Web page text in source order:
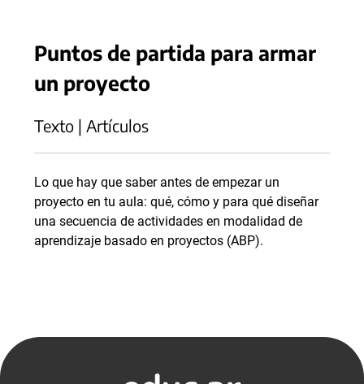
Puntos de partida para armar
un proyecto
Texto | Artículos
Lo que hay que saber antes de empezar un
proyecto en tu aula: qué, cómo y para qué diseñar
una secuencia de actividades en modalidad de
aprendizaje basado en proyectos (ABP).